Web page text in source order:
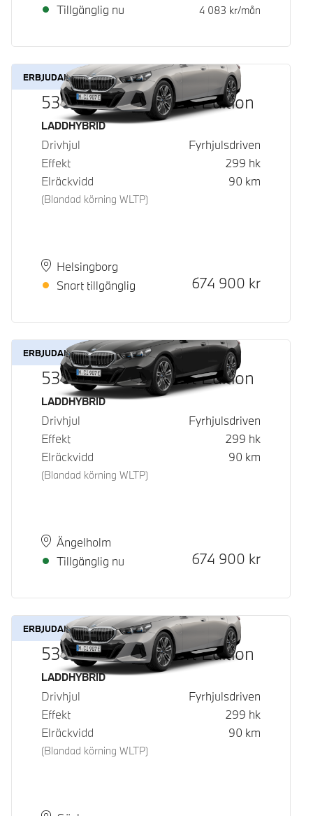
Tillgänglig nu
4 083 kr/mån
ERBJUDANDE
530e xDrive M Sport Edition
Bränsle
LADDHYBRID
Drivhjul
Fyrhjulsdriven
Effekt
299 hk
Elräckvidd
(Blandad körning WLTP)
90 km
PlatsHelsingborg
Leveranstid
Snart tillgänglig
Kontantpris
674 900 kr
ERBJUDANDE
530e xDrive M Sport Edition
Bränsle
LADDHYBRID
Drivhjul
Fyrhjulsdriven
Effekt
299 hk
Elräckvidd
(Blandad körning WLTP)
90 km
PlatsÄngelholm
Leveranstid
Tillgänglig nu
Kontantpris
674 900 kr
ERBJUDANDE
530e xDrive M Sport Edition
Bränsle
LADDHYBRID
Drivhjul
Fyrhjulsdriven
Effekt
299 hk
Elräckvidd
(Blandad körning WLTP)
90 km